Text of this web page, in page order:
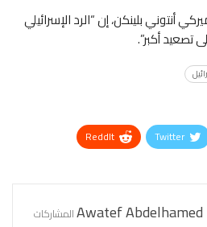
أنتوني بلينكن، إن “الرد الإسرائيلي
تصعيد أكبر”.
Twitter
ReddIt
Awatef Abdelhamed